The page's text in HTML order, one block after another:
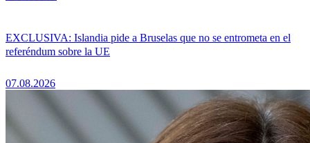
EXCLUSIVA: Islandia pide a Bruselas que no se entrometa en el
referéndum sobre la UE
07.08.2026